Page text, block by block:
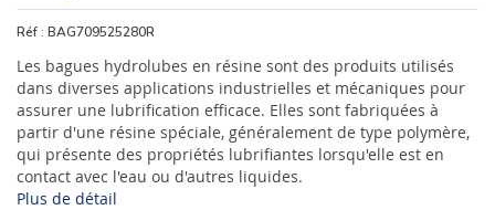
Réf : BAG709525280R
Les bagues hydrolubes en résine sont des produits utilisés
dans diverses applications industrielles et mécaniques pour
assurer une lubrification efficace. Elles sont fabriquées à
partir d'une résine spéciale, généralement de type polymère,
qui présente des propriétés lubrifiantes lorsqu'elle est en
contact avec l'eau ou d'autres liquides.
Plus de détail